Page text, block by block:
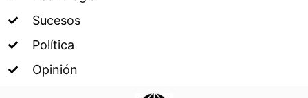
Sucesos
Política
Opinión